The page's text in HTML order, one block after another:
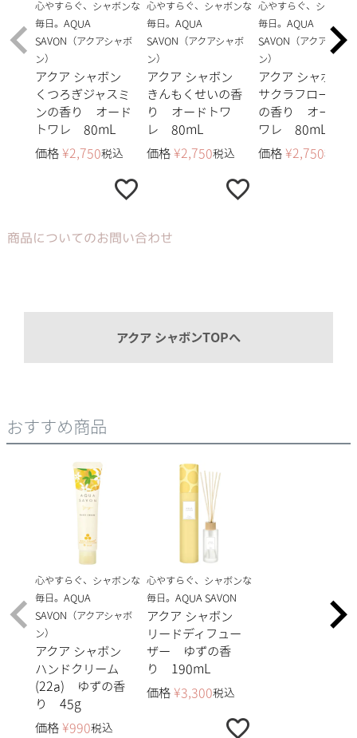
心やすらぐ、シャボンな
毎日。AQUA
SAVON（アクアシャボ
ン）
アクア シャボン
くつろぎジャスミ
ンの香り オード
トワレ 80mL
価格 ¥2,750税込
心やすらぐ、シャボンな
毎日。AQUA
SAVON（アクアシャボ
ン）
アクア シャボン
きんもくせいの香
り オードトワ
レ 80mL
価格 ¥2,750税込
心やすらぐ、シャボン
毎日。AQUA
SAVON（アクアシャボ
ン）
アクア シャボン
サクラフローラル
の香り オードト
ワレ 80mL
価格 ¥2,750税込
商品についてのお問い合わせ
アクア シャボンTOPへ
おすすめ商品
心やすらぐ、シャボンな
毎日。AQUA
SAVON（アクアシャボ
ン）
アクア シャボン
ハンドクリーム
(22a) ゆずの香
り 45g
価格 ¥990税込
心やすらぐ、シャボンな
毎日。AQUA SAVON
アクア シャボン
リードディフュー
ザー ゆずの香
り 190mL
価格 ¥3,300税込